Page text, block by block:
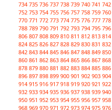
734 735 736 737 738 739 740 741 742
752 753 754 755 756 757 758 759 760
770 771 772 773 774 775 776 777 778
788 789 790 791 792 793 794 795 796
806 807 808 809 810 811 812 813 814
824 825 826 827 828 829 830 831 832
842 843 844 845 846 847 848 849 850
860 861 862 863 864 865 866 867 868
878 879 880 881 882 883 884 885 886
896 897 898 899 900 901 902 903 904
914 915 916 917 918 919 920 921 922
932 933 934 935 936 937 938 939 940
950 951 952 953 954 955 956 957 958
968 969 970 971 972 973 974 975 976